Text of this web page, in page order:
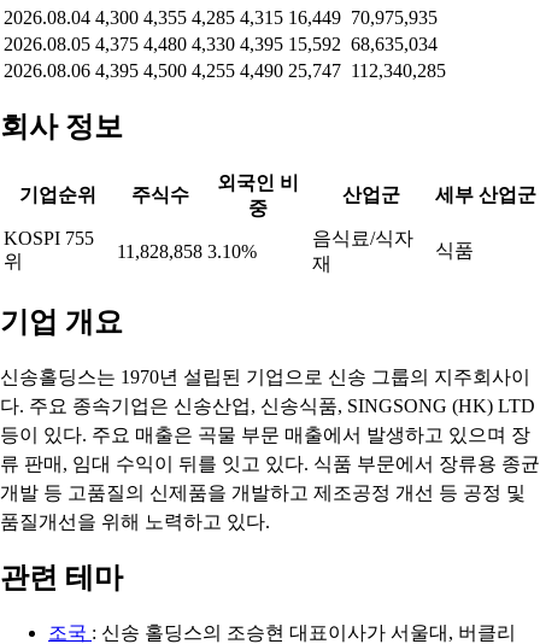
2026.08.04 4,300 4,355 4,285 4,315 16,449 70,975,935
2026.08.05 4,375 4,480 4,330 4,395 15,592 68,635,034
2026.08.06 4,395 4,500 4,255 4,490 25,747 112,340,285
회사 정보
기업순위 주식수
외국인 비
중
산업군 세부 산업군
KOSPI 755
위
11,828,858 3.10%
음식료/식자
재
식품
기업 개요
신송홀딩스는 1970년 설립된 기업으로 신송 그룹의 지주회사이
다. 주요 종속기업은 신송산업, 신송식품, SINGSONG (HK) LTD
등이 있다. 주요 매출은 곡물 부문 매출에서 발생하고 있으며 장
류 판매, 임대 수익이 뒤를 잇고 있다. 식품 부문에서 장류용 종균
개발 등 고품질의 신제품을 개발하고 제조공정 개선 등 공정 및
품질개선을 위해 노력하고 있다.
관련 테마
조국 : 신송 홀딩스의 조승현 대표이사가 서울대, 버클리